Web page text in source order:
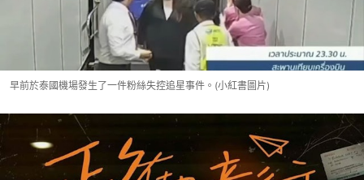
早前於泰國機場發生了一件粉絲失控追星事件。(小紅書圖片)